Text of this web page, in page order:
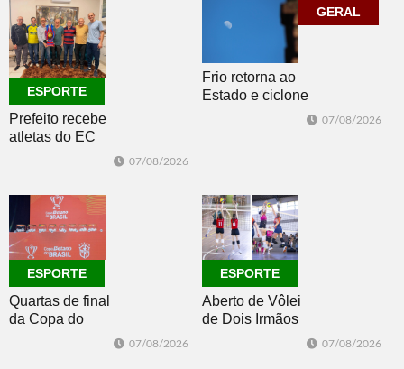
ESPORTE
Prefeito recebe
atletas do EC
Master 65+
07/08/2026
GERAL
Frio retorna ao
Estado e ciclone
07/08/2026
ESPORTE
Quartas de final
da Copa do
Brasil 2026: veja
07/08/2026
ESPORTE
Aberto de Vôlei
de Dois Irmãos
07/08/2026